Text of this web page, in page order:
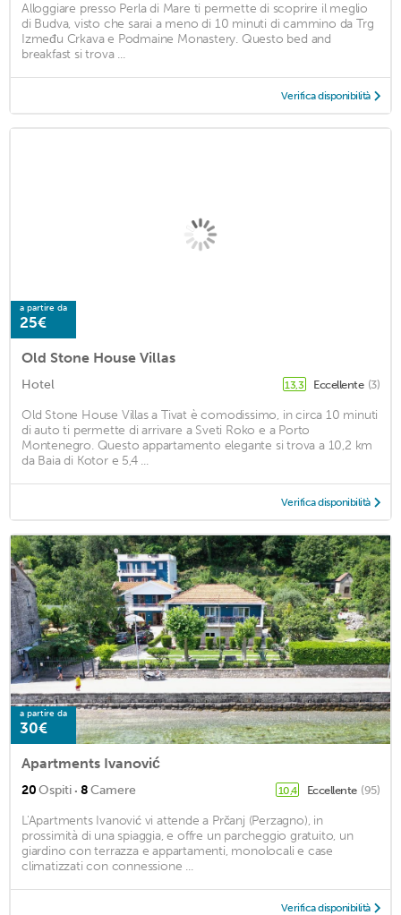
Alloggiare presso Perla di Mare ti permette di scoprire il meglio
di Budva, visto che sarai a meno di 10 minuti di cammino da Trg
Između Crkava e Podmaine Monastery. Questo bed and
breakfast si trova ...
Verifica disponibilità
a partire da
25€
Old Stone House Villas
Hotel 13,3 Eccellente (3)
Old Stone House Villas a Tivat è comodissimo, in circa 10 minuti
di auto ti permette di arrivare a Sveti Roko e a Porto
Montenegro. Questo appartamento elegante si trova a 10,2 km
da Baia di Kotor e 5,4 ...
Verifica disponibilità
a partire da
30€
Apartments Ivanović
20Ospiti · 8Camere 10,4 Eccellente (95)
L'Apartments Ivanović vi attende a Prčanj (Perzagno), in
prossimità di una spiaggia, e offre un parcheggio gratuito, un
giardino con terrazza e appartamenti, monolocali e case
climatizzati con connessione ...
Verifica disponibilità